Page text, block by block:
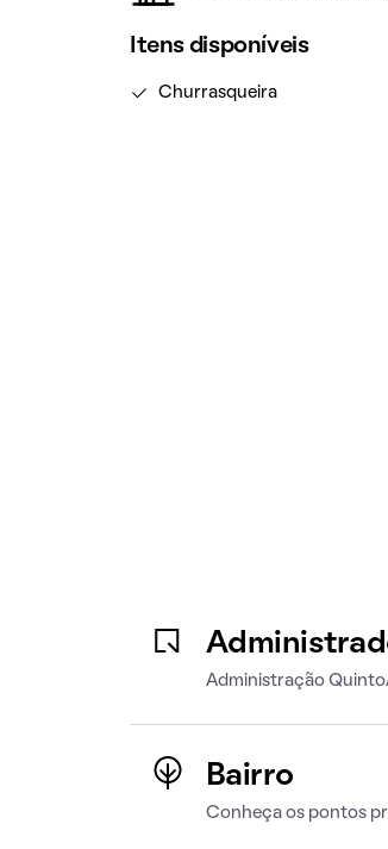
Itens disponíveis
Churrasqueira
Administração
Bairro
Conheça os pontos